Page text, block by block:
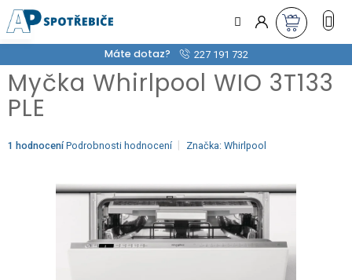
na
obsah
Máte dotaz? 227 191 732
Myčka Whirlpool WIO 3T133
PLE
Průměrné
1 hodnocení Podrobnosti hodnocení Značka: Whirlpool